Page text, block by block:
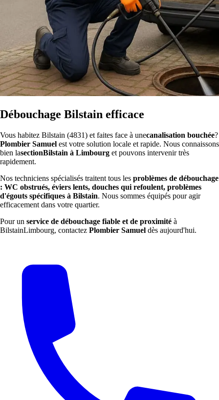
Débouchage Bilstain efficace
Vous habitez Bilstain (4831) et faites face à unecanalisation bouchée?
Plombier Samuel est votre solution locale et rapide. Nous connaissons
bien lasectionBilstain à Limbourg et pouvons intervenir très
rapidement.
Nos techniciens spécialisés traitent tous les problèmes de débouchage
: WC obstrués, éviers lents, douches qui refoulent, problèmes
d'égouts spécifiques à Bilstain. Nous sommes équipés pour agir
efficacement dans votre quartier.
Pour un service de débouchage fiable et de proximité à
BilstainLimbourg, contactez Plombier Samuel dès aujourd'hui.